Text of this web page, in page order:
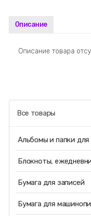
Описание
Описание товара
Все товары
Альбомы и папки для
Блокноты,
Бумага для записей
Бумага для